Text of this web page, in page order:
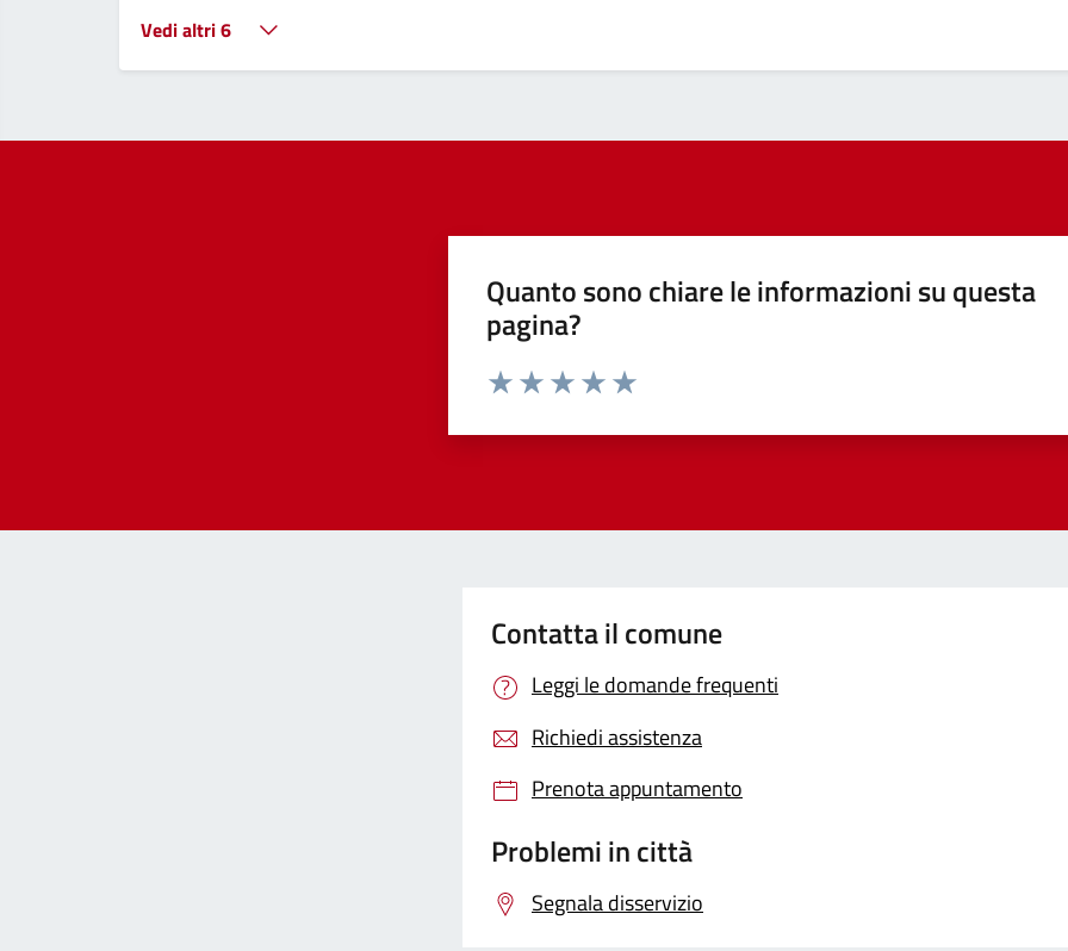
Vedi altri 6
Quanto sono chiare le informazioni su questa
pagina?
Contatta il comune
Leggi le domande frequenti
Richiedi assistenza
Prenota appuntamento
Problemi in città
Segnala disservizio